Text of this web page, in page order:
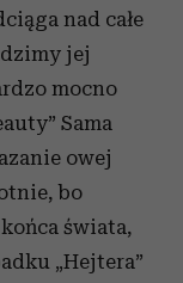
nad całe
jej
mocno
Sama
owej
bo
świata,
„Hejtera”